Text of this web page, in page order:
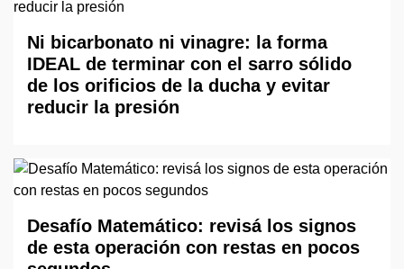
Ni bicarbonato ni vinagre: la forma
IDEAL de terminar con el sarro sólido
de los orificios de la ducha y evitar
reducir la presión
Desafío Matemático: revisá los signos
de esta operación con restas en pocos